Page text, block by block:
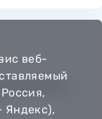
области,
веб-
Яндекс),